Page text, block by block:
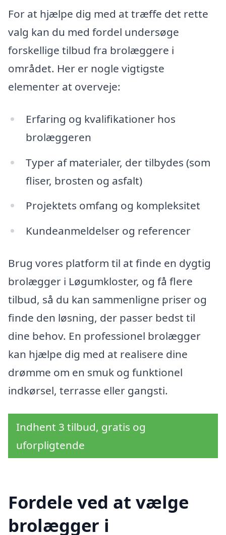
For at hjælpe dig med at træffe det rette
valg kan du med fordel undersøge
forskellige tilbud fra brolæggere i
området. Her er nogle vigtigste
elementer at overveje:
Erfaring og kvalifikationer hos
brolæggeren
Typer af materialer, der tilbydes (som
fliser, brosten og asfalt)
Projektets omfang og kompleksitet
Kundeanmeldelser og referencer
Brug vores platform til at finde en dygtig
brolægger i Løgumkloster, og få flere
tilbud, så du kan sammenligne priser og
finde den løsning, der passer bedst til
dine behov. En professionel brolægger
kan hjælpe dig med at realisere dine
drømme om en smuk og funktionel
indkørsel, terrasse eller gangsti.
Indhent 3 tilbud, gratis og
uforpligtende
Fordele ved at vælge
brolægger i